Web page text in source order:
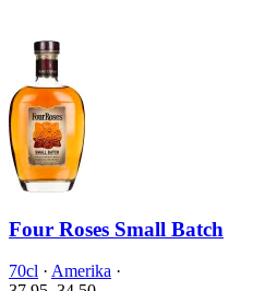
Four Roses Small Batch
70cl · Amerika ·